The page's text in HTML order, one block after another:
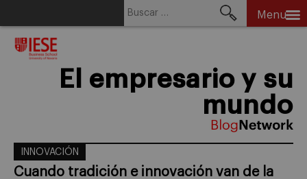
Menu
El empresario y su
mundo
INNOVACIÓN
Cuando tradición e innovación van de la